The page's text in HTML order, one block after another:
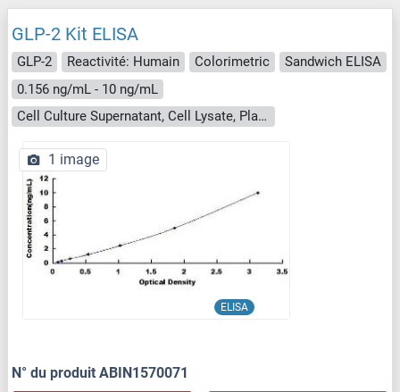
GLP-2 Kit ELISA
GLP-2 Reactivité: Humain Colorimetric
Sandwich ELISA
0.156 ng/mL - 10 ng/mL
Cell Culture Supernatant, Cell Lysate, Plasma, Serum, Tissue Homogenate
ELISA
1 image
N° du produit ABIN1570071